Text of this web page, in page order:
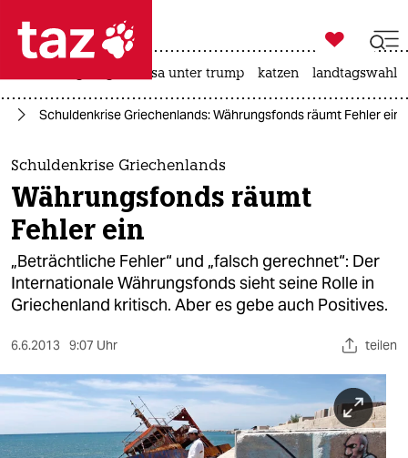
 taz zahl ich
taz zahl ich
themen
politik
öko
gesellschaft
sport
berlin
nord

taz zahl ich
usa unter trump katzen landtagswahl
Schuldenkrise Griechenlands: Währungsfonds räumt Fehler ein
Schuldenkrise Griechenlands
Währungsfonds räumt
Fehler ein
„Beträchtliche Fehler“ und „falsch gerechnet“: Der
Internationale Währungsfonds sieht seine Rolle in
Griechenland kritisch. Aber es gebe auch Positives.
6.6.2013 9:07 Uhr teilen